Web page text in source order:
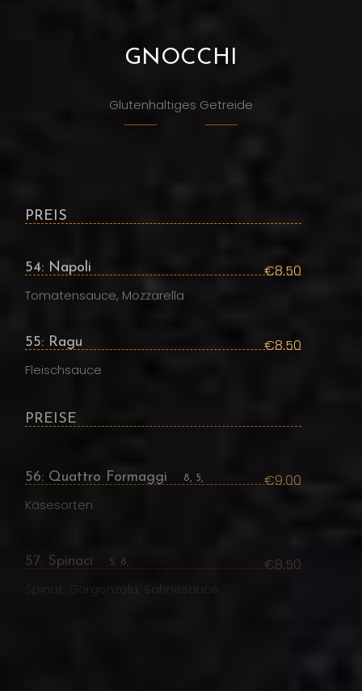
GNOCCHI
Glutenhaltiges Getreide
PREIS
54: Napoli €8.50
Tomatensauce, Mozzarella
55: Ragu €8.50
Fleischsauce
PREISE
Spinat, Gorgonzola, Sahnesauce